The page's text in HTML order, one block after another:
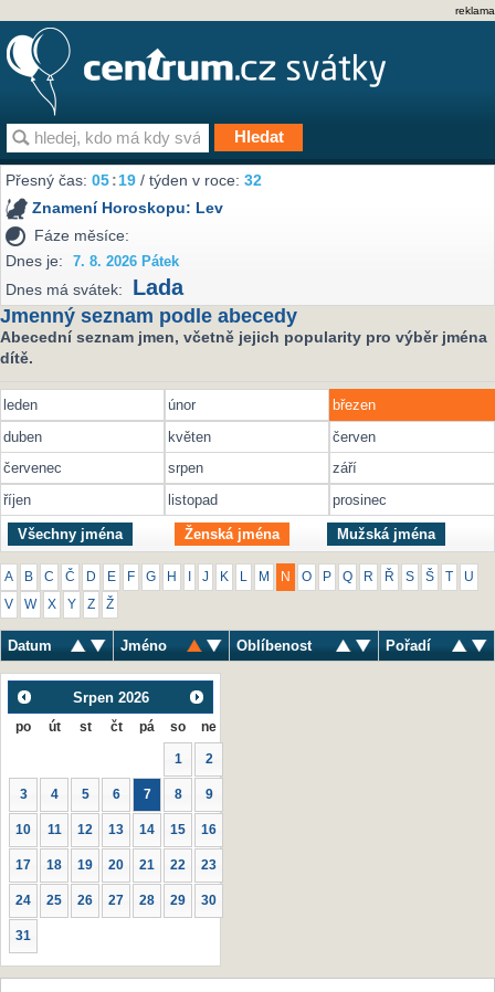
reklama
Přesný čas:05 19 / týden v roce:32
Znamení Horoskopu: Lev
Fáze měsíce:
Dnes je:
7. 8. 2026 Pátek
Dnes má svátek: Lada
Jmenný seznam podle abecedy
Abecední seznam jmen, včetně jejich popularity pro výběr jména
dítě.
leden únor
březen
duben
květen
červen
červenec
srpen
září
říjen
listopad prosinec
Všechny jména Ženská jména Mužská jména
A B C Č D E F G H J K M N O P Q R Ř S Š U
V W X Y Z Ž
Datum Jméno Oblíbenost Pořadí
Srpen 2026
po út st čt pá so ne
1 2
3 4 5 6 7 8 9
10 11 12 13 14 15 16
17 18 19 20 21 22 23
24 25 26 27 28 29 30
31